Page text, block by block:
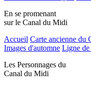
En se promenant
sur le Canal du Midi
Accueil Carte ancienne du
Images d'automne Ligne de
Les Personnages du
Canal du Midi